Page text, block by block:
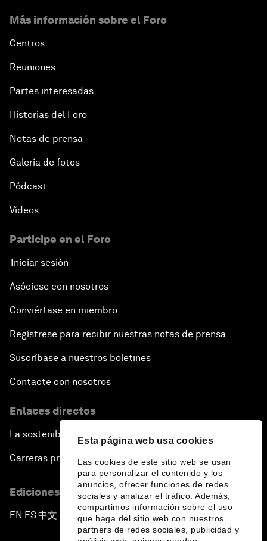
Esta página web usa cookies
Las cookies de este sitio web se usan
para personalizar el contenido y los
anuncios, ofrecer funciones de redes
sociales y analizar el tráfico. Además,
compartimos información sobre el uso
que haga del sitio web con nuestros
partners de redes sociales, publicidad y
Más información sobre el Foro
Centros
Reuniones
Partes interesadas
Historias del Foro
Notas de prensa
Galería de fotos
Pódcast
Vídeos
Participe en el Foro
Iniciar sesión
Asóciese con nosotros
Conviértase en miembro
Regístrese para recibir nuestras notas de prensa
Suscríbase a nuestros boletines
Contacte con nosotros
Enlaces directos
La sostenibilidad en el Foro
Carreras profesionales
Ediciones en otros idiomas
EN ▪ES▪中文▪ 日本語